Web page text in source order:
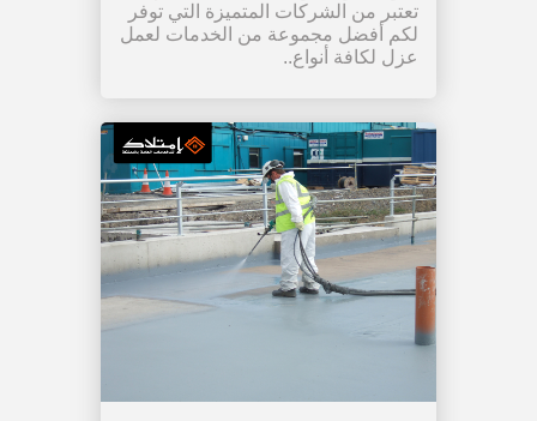
تعتبر من الشركات المتميزة التي توفر
لكم أفضل مجموعة من الخدمات لعمل
عزل لكافة أنواع..